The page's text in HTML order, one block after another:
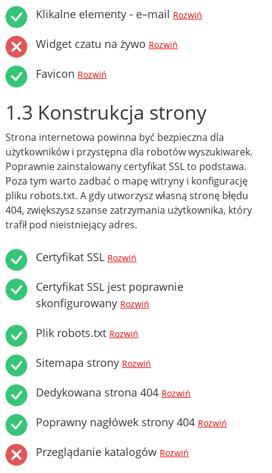
Klikalne elementy - e–mail Rozwiń
Widget czatu na żywo Rozwiń
Favicon Rozwiń
1.3 Konstrukcja strony
Strona internetowa powinna być bezpieczna dla
użytkowników i przystępna dla robotów wyszukiwarek.
Poprawnie zainstalowany certyfikat SSL to podstawa.
Poza tym warto zadbać o mapę witryny i konfigurację
pliku robots.txt. A gdy utworzysz własną stronę błędu
404, zwiększysz szanse zatrzymania użytkownika, który
trafił pod nieistniejący adres.
Certyfikat SSL Rozwiń
Certyfikat SSL jest poprawnie
skonfigurowany Rozwiń
Plik robots.txt Rozwiń
Sitemapa strony Rozwiń
Dedykowana strona 404 Rozwiń
Poprawny nagłówek strony 404 Rozwiń
Przeglądanie katalogów Rozwiń